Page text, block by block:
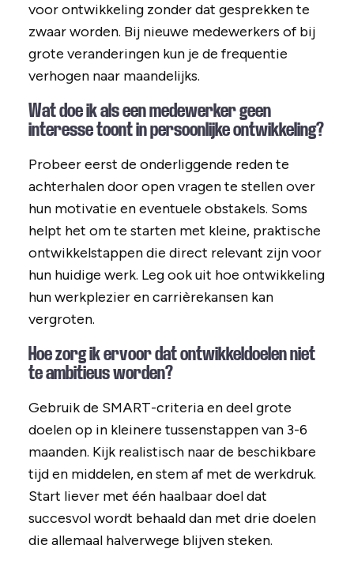
voor ontwikkeling zonder dat gesprekken te
zwaar worden. Bij nieuwe medewerkers of bij
grote veranderingen kun je de frequentie
verhogen naar maandelijks.
Wat doe ik als een medewerker geen
interesse toont in persoonlijke ontwikkeling?
Probeer eerst de onderliggende reden te
achterhalen door open vragen te stellen over
hun motivatie en eventuele obstakels. Soms
helpt het om te starten met kleine, praktische
ontwikkelstappen die direct relevant zijn voor
hun huidige werk. Leg ook uit hoe ontwikkeling
hun werkplezier en carrièrekansen kan
vergroten.
Hoe zorg ik ervoor dat ontwikkeldoelen niet
te ambitieus worden?
Gebruik de SMART-criteria en deel grote
doelen op in kleinere tussenstappen van 3-6
maanden. Kijk realistisch naar de beschikbare
tijd en middelen, en stem af met de werkdruk.
Start liever met één haalbaar doel dat
succesvol wordt behaald dan met drie doelen
die allemaal halverwege blijven steken.